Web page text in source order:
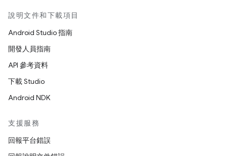
說明文件和下載項目
Android Studio 指南
開發人員指南
API 參考資料
下載 Studio
Android NDK
支援服務
回報平台錯誤